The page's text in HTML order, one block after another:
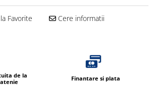
pliate (Z)
feminina
hartie
masa,
Favorite Cere informatii
de la
Finantare si plata